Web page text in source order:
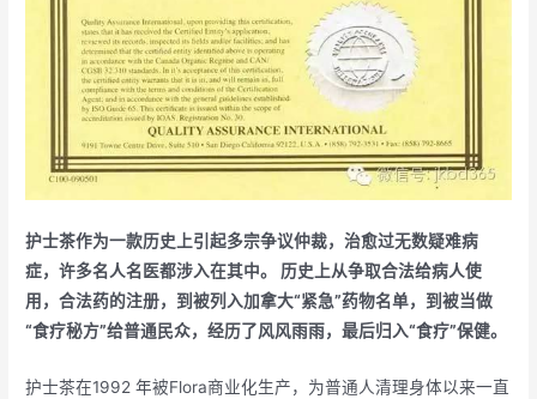
护士茶作为一款历史上引起多宗争议仲裁，治愈过无数疑难病
症，许多名人名医都涉入在其中。 历史上从争取合法给病人使
用，合法药的注册，到被列入加拿大“紧急”药物名单，到被当做
“食疗秘方”给普通民众，经历了风风雨雨，最后归入“食疗”保健。
护士茶在1992 年被Flora商业化生产，为普通人清理身体以来一直